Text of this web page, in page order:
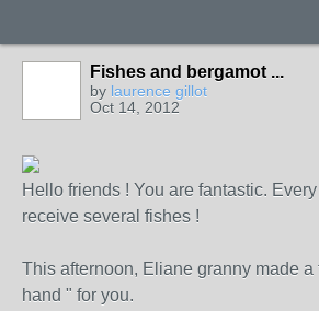
Fishes and bergamot ...
by laurence gillot
Oct 14, 2012
Hello friends ! You are fantastic.
receive several fishes !
This afternoon, Eliane granny made a
hand " for you.